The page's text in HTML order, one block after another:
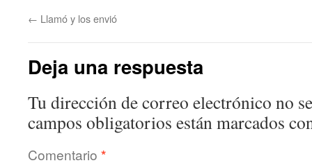
← Llamó y los envió
Deja una respuesta
Tu dirección de correo electrónico no
campos obligatorios están marcados
Comentario *